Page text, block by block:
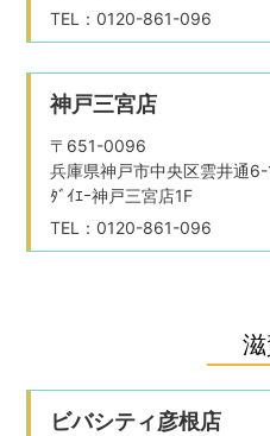
TEL：0120-861-096
神戸三宮店
〒651-0096
兵庫県神戸市中央区雲井通
ﾀﾞｲｴｰ神戸三宮店1F
TEL：0120-861-096
ビバシティ彦根店